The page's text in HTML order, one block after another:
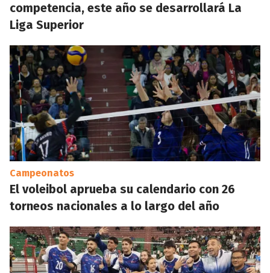
competencia, este año se desarrollará La
Liga Superior
Campeonatos
El voleibol aprueba su calendario con 26
torneos nacionales a lo largo del año